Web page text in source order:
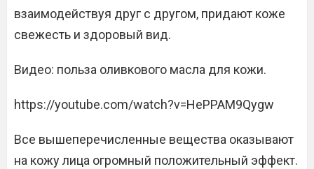
взаимодействуя друг с другом, придают коже
свежесть и здоровый вид.
Видео: польза оливкового масла для кожи.
https://youtube.com/watch?v=HePPAM9Qygw
Все вышеперечисленные вещества оказывают
на кожу лица огромный положительный эффект.